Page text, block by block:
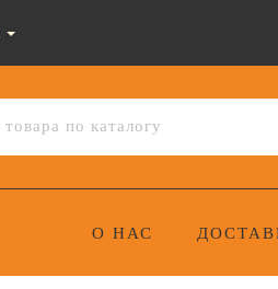
О НАС